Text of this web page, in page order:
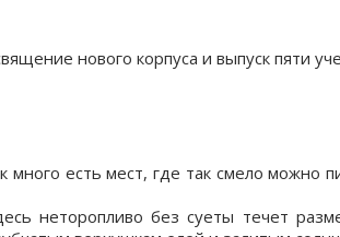
нового корпуса и выпуск пяти
есть мест, где так смело можно
неторопливо без суеты течет